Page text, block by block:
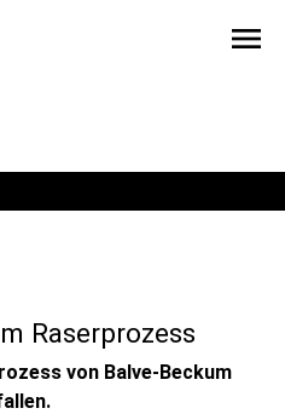
menu
Raserprozess
von Balve-Beckum